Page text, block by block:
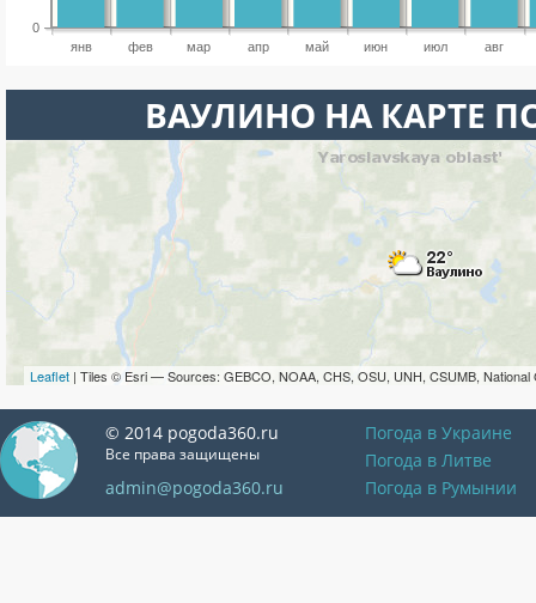
янв фев мар апр май июн июл авг
0
ВАУЛИНО НА КАРТЕ
Leaflet | Tiles © Esri — Sources: GEBCO, NOAA, CHS, OSU, UNH, CSUMB, National
© 2014 pogoda360.ru
Все права защищены
admin@pogoda360.ru
Погода в Украине
Погода в Литве
Погода в Румынии